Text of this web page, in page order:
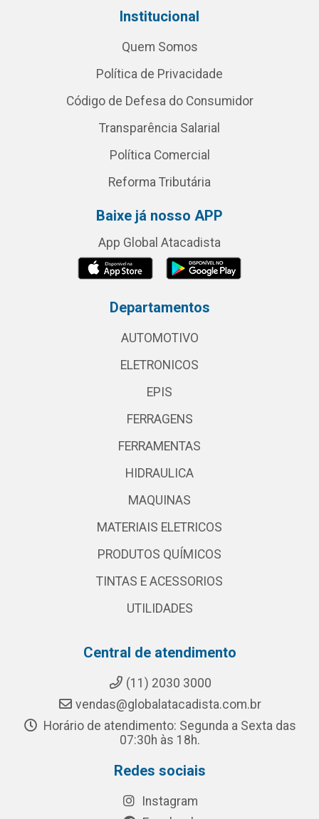
Institucional
Quem Somos
Política de Privacidade
Código de Defesa do Consumidor
Transparência Salarial
Política Comercial
Reforma Tributária
Baixe já nosso APP
App Global Atacadista
Departamentos
AUTOMOTIVO
ELETRONICOS
EPIS
FERRAGENS
FERRAMENTAS
HIDRAULICA
MAQUINAS
MATERIAIS ELETRICOS
PRODUTOS QUÍMICOS
TINTAS E ACESSORIOS
UTILIDADES
Central de atendimento
(11) 2030 3000
vendas@globalatacadista.com.br
Horário de atendimento: Segunda a Sexta das
07:30h às 18h.
Redes sociais
Instagram